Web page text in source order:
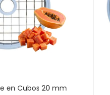
en Cubos 20 mm